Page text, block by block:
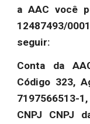
a AAC você
12487493/
seguir:
Conta da
Código 323,
7197566513-
CNPJ CNPJ